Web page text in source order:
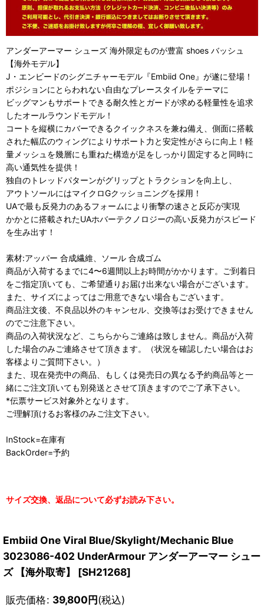
アンダーアーマー シューズ 海外限定ものが豊富 shoes バッシュ
【海外モデル】
J・エンビードのシグニチャーモデル『Embiid One』が遂に登場！
ポジションにとらわれない自由なプレースタイルをテーマに
ビッグマンもサポートできる耐久性とガードが求める軽量性を追求
したオールラウンドモデル！
コートを縦横にカバーできるクイックネスを兼ね備え、側面に搭載
された幅広のウィングによりサポート力と安定性がさらに向上！軽
量メッシュを幾層にも重ねた構造が足をしっかり固定すると同時に
高い通気性を提供！
独自のトレッドパターンがグリップとトラクションを向上し、
アウトソールにはマイクロGクッショニングを採用！
UAで最も反発力のあるフォームにより衝撃の速さと反応が実現
かかとに搭載されたUAホバーテクノロジーの高い反発力がスピード
を生み出す！
素材:アッパー 合成繊維、ソール 合成ゴム
商品が入荷するまでに4〜6週間以上お時間がかかります。ご到着日
をご指定頂いても、ご希望通りお届け出来ない場合がございます。
また、サイズによってはご用意できない場合もございます。
商品注文後、不良品以外のキャンセル、交換等はお受けできません
のでご注意下さい。
商品の入荷状況など、こちらからご連絡は致しません。商品が入荷
した場合のみご連絡させて頂きます。（状況を確認したい場合はお
客様よりご質問下さい。）
また、現在発売中の商品、もしくは発売日の異なる予約商品等と一
緒にご注文頂いても別発送とさせて頂きますのでご了承下さい。
*伝票サービス対象外となります。
ご理解頂けるお客様のみご注文下さい。
InStock=在庫有
BackOrder=予約
サイズ交換、返品について必ずお読み下さい。
Embiid One Viral Blue/Skylight/Mechanic Blue
3023086-402 UnderArmour アンダーアーマー シュー
ズ 【海外取寄】
[SH21268]
販売価格: 39,800円(税込)